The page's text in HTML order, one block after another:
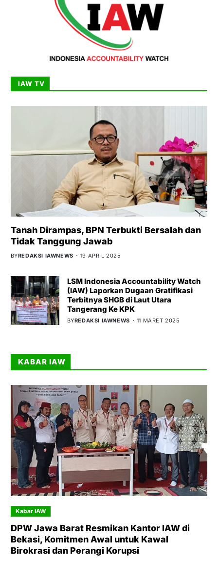
IAW TV
Tanah Dirampas, BPN Terbukti Bersalah dan
Tidak Tanggung Jawab
BYREDAKSI IAWNEWS 19 APRIL 2025
LSM Indonesia Accountability Watch
(IAW) Laporkan Dugaan Gratifikasi
Terbitnya SHGB di Laut Utara
Tangerang Ke KPK
BYREDAKSI IAWNEWS 11 MARET 2025
KABAR IAW
Kabar IAW
DPW Jawa Barat Resmikan Kantor IAW di
Bekasi, Komitmen Awal untuk Kawal
Birokrasi dan Perangi Korupsi